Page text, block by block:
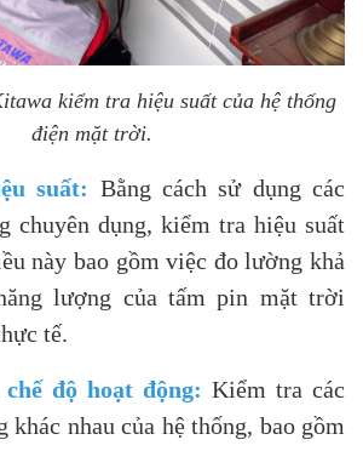
kiểm tra hiệu suất của hệ thống
điện mặt trời.
suất: Bằng cách sử dụng các
chuyên dụng, kiểm tra hiệu suất
này bao gồm việc đo lường khả
lượng của tấm pin mặt trời
tế.
độ hoạt động: Kiểm tra các
khác nhau của hệ thống, bao gồm